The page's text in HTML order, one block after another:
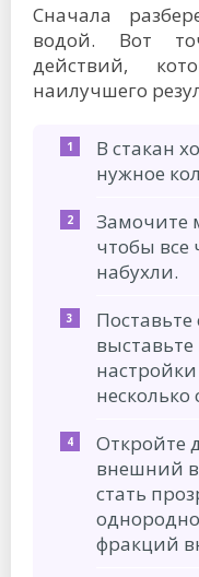
Сначала
водой. Вот
действий,
наилучшего
В стакан
нужное
Замочите
чтобы все
набухли.
несколько
Откройте
внешний
стать
фракций